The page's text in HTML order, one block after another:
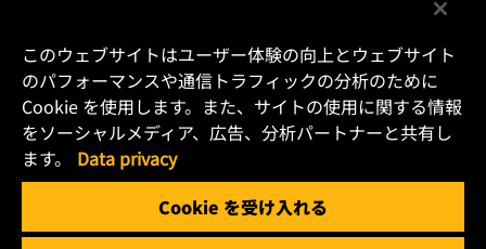
キャリア
データプライバシー
リーガルノーティス
Instagram
YouTube
横浜市港北区新横浜2-15-10 YS新横浜ビル2F
Email: info.jp@mann-hummel.com
このウェブサイトはユーザー体験の向上とウェブサイト
のパフォーマンスや通信トラフィックの分析のために
Cookie を使用します。また、サイトの使用に関する情報
をソーシャルメディア、広告、分析パートナーと共有し
ます。
Data privacy
Cookie を受け入れる